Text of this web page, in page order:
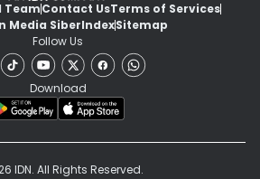
TeamContact UsTerms of Services
Media SiberIndexSitemap
Follow Us
Download
IDN. All Rights Reserved.